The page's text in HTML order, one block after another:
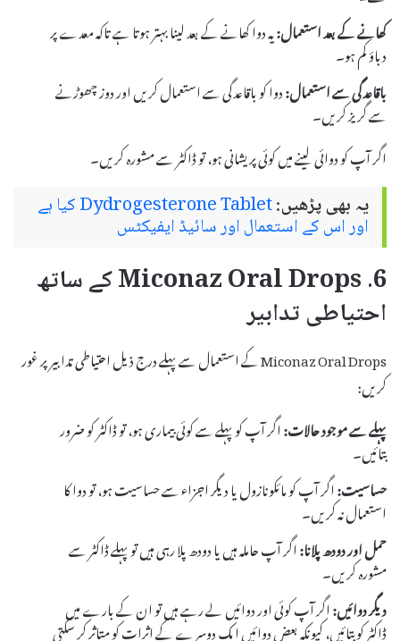
کھانے کے بعد استعمال:یہ دوا کھانے کے بعد لینا بہتر ہوتا ہے تاکہ معدے پر
دباؤ کم ہو۔
باقاعدگی سے استعمال:دوا کو باقاعدگی سے استعمال کریں اور دوز چھوڑنے
سے گریز کریں۔
اگر آپ کو دوائی لینے میں کوئی پریشانی ہو، تو ڈاکٹر سے مشورہ کریں۔
یہ بھی پڑھیں: Dydrogesterone Tablet کیا ہے
اور اس کے استعمال اور سائیڈ ایفیکٹس
6. Miconaz Oral Drops کے ساتھ
احتیاطی تدابیر
Miconaz Oral Drops کے استعمال سے پہلے درج ذیل احتیاطی تدابیر پر غور
کریں:
پہلے سے موجود حالات:اگر آپ کو پہلے سے کوئی بیماری ہو، تو ڈاکٹر کو ضرور
بتائیں۔
حساسیت:اگر آپ کو مائکونازول یا دیگر اجزاء سے حساسیت ہو، تو دوا کا
استعمال نہ کریں۔
حمل اور دودھ پلانا:اگر آپ حاملہ ہیں یا دودھ پلا رہی ہیں تو پہلے ڈاکٹر سے
مشورہ کریں۔
دیگر دوائیں:اگر آپ کوئی اور دوائیں لے رہے ہیں تو ان کے بارے میں
ڈاکٹر کو بتائیں، کیونکہ بعض دوائیں ایک دوسرے کے اثرات کو متاثر کر سکتی